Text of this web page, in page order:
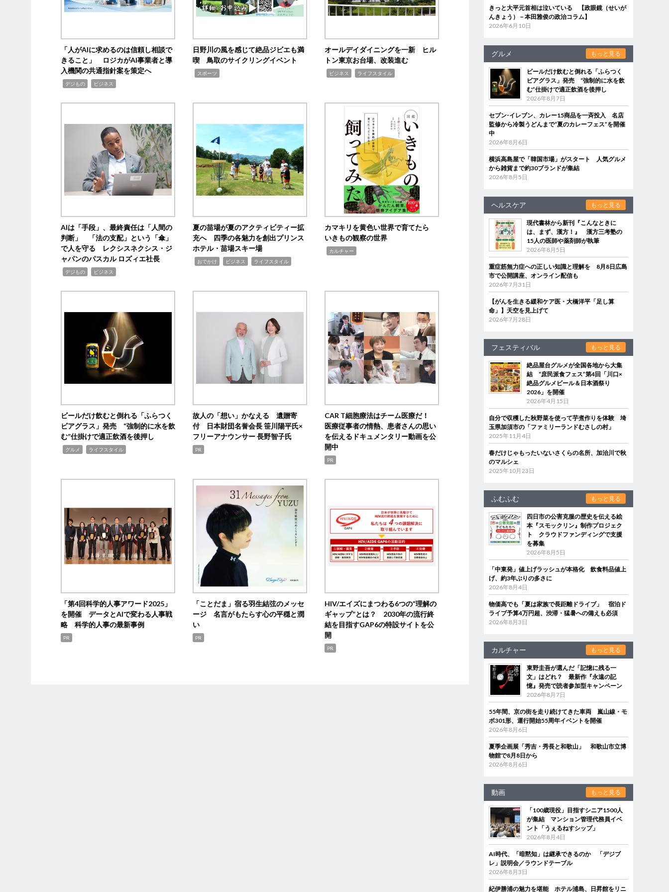
「人がAIに求めるのは信頼し相談で
きること」 ロジカがAI事業者と導
入機関の共通指針案を策定へ
デジもの ビジネス
日野川の風を感じて絶品ジビエも満
喫 鳥取のサイクリングイベント
スポーツ
オールデイダイニングを一新 ヒル
トン東京お台場、改装進む
ビジネス ライフスタイル
AIは「手段」、最終責任は「人間の
判断」 「法の支配」という「傘」
で人を守る レクシスネクシス・ジ
ャパンのパスカル ロズィエ社長
デジもの ビジネス
夏の苗場が夏のアクティビティー拡
充へ 四季の各魅力を創出プリンス
ホテル・苗場スキー場
おでかけ ビジネス ライフスタイル
カマキリを黄色い世界で育てたら
いきもの観察の世界
カルチャー
ビールだけ飲むと倒れる「ふらつく
ビアグラス」発売 “強制的に水を飲
む”仕掛けで適正飲酒を後押し
グルメ ライフスタイル
故人の「想い」かなえる 遺贈寄
付 日本財団名誉会長 笹川陽平氏×
フリーアナウンサー 長野智子氏
PR
CAR T細胞療法はチーム医療だ！
医療従事者の情熱、患者さんの思い
を伝えるドキュメンタリー動画を公
開中
PR
「第4回科学的人事アワード2025」
を開催 データとAIで変わる人事戦
略 科学的人事の最新事例
PR
「ことだま」宿る羽生結弦のメッセ
ージ 名言がもたらす心の平穏と潤
い
PR
HIV/エイズにまつわる6つの“理解の
ギャップ”とは？ 2030年の流行終
結を目指すGAP6の特設サイトを公
開
PR
きっと大平元首相は泣いている 【政眼鏡（せいが
んきょう）－本田雅俊の政治コラム】
2026年6月10日
グルメ もっと見る
ビールだけ飲むと倒れる「ふらつく
ビアグラス」発売 “強制的に水を飲
む”仕掛けで適正飲酒を後押し
2026年8月7日
セブン‐イレブン、カレー15商品を一斉投入 名店
監修から冷製うどんまで“夏のカレーフェス”を開催
中
2026年8月6日
横浜高島屋で「韓国市場」がスタート 人気グルメ
から雑貨まで約30ブランドが集結
2026年8月5日
ヘルスケア もっと見る
現代書林から新刊『こんなときに
は、まず、漢方！』 漢方三考塾の
15人の医師や薬剤師が執筆
2026年8月5日
重症筋無力症への正しい知識と理解を 8月8日広島
市で公開講座、オンライン配信も
2026年7月31日
【がんを生きる緩和ケア医・大橋洋平「足し算
命」】天空を見上げて
2026年7月28日
フェスティバル もっと見る
絶品屋台グルメが全国各地から大集
結 “庶民派食フェス”第4回「川口×
絶品グルメビール＆日本酒祭り
2026」を開催
2026年4月15日
自分で収穫した秋野菜を使って芋煮作りを体験 埼
玉県加須市の「ファミリーランドむさしの村」
2025年11月4日
春だけじゃもったいないさくらの名所、加治川で秋
のマルシェ
2025年10月23日
ふむふむ もっと見る
四日市の公害克服の歴史を伝える絵
本『スモックリン』制作プロジェク
ト クラウドファンディングで支援
を募集
2026年8月5日
「中東発」値上げラッシュが本格化 飲食料品値上
げ、約3年ぶりの多さに
2026年8月4日
物価高でも「夏は家族で長距離ドライブ」 宿泊ド
ライブ予算4万円超、渋滞・猛暑への備えも必須
2026年8月3日
カルチャー もっと見る
東野圭吾が選んだ「記憶に残る一
文」はどれ？ 最新作『永遠の記
憶』発売で読者参加型キャンペーン
2026年8月7日
55年間、京の街を走り続けてきた車両 嵐山線・モ
ボ301形、運行開始55周年イベントを開催
2026年8月6日
夏季企画展「秀吉・秀長と和歌山」 和歌山市立博
物館で8月8日から
2026年8月6日
動画 もっと見る
「100歳現役」目指すシニア1500人
が集結 マンション管理代務員イベ
ント「うぇるねすシップ」
2026年8月4日
AI時代、「暗黙知」は継承できるのか 「デジブ
レ」説明会／ラウンドテーブル
2026年8月3日
紀伊勝浦の魅力を堪能 ホテル浦島、日昇館をリニ